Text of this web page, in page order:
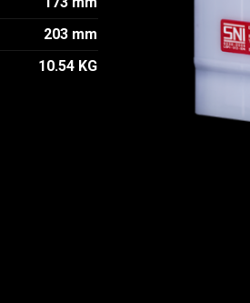
203 mm
10.54 KG